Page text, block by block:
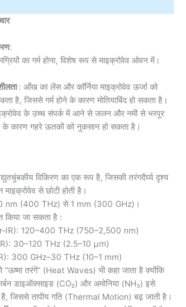
:
का गर्म होना, विशेष रूप से माइक्रोवेव ओवन में।
: आँख का लेंस और कॉर्निया माइक्रोवेव ऊर्जा को
है, जिससे गर्म होने के कारण मोतियाबिंद हो सकता है।
के उच्च संपर्क में आने से जलन और नमी से भरपूर
के कारण गहरे ऊतकों को नुकसान हो सकता है।
विकिरण का एक रूप है, जिसकी तरंगदैर्घ्य दृश्य
से छोटी होती है।
nm (400 THz) से 1 mm (300 GHz)।
किया जा सकता है :
IR): 120–400 THz (750–2,500 nm)
30–120 THz (2.5–10 μm)
300 GHz–30 THz (10–1 mm)
“ऊष्मा तरंगें” (Heat Waves) भी कहा जाता है क्योंकि
डाइऑक्साइड (CO₂) और अमोनिया (NH₃) इसे
जिससे तापीय गति (Thermal Motion) बढ़ जाती है।